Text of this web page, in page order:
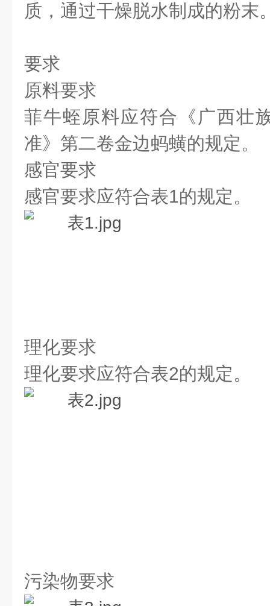
质，通过干燥脱水制成的粉末
要求
原料要求
菲牛蛭原料应符合《广西壮
准》第二卷金边蚂蟥的规定。
感官要求
感官要求应符合表1的规定。
理化要求
理化要求应符合表2的规定。
污染物要求